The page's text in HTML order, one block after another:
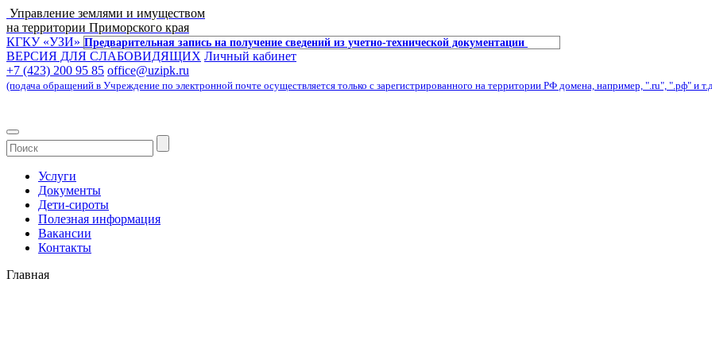
Управление землями и имуществом
на территории Приморского края
КГКУ «УЗИ» Предварительная запись на получение сведений из учетно-технической документации
ВЕРСИЯ ДЛЯ СЛАБОВИДЯЩИХ Личный кабинет
+7 (423) 200 95 85 office@uzipk.ru
(подача обращений в Учреждение по электронной почте осуществляется только с зарегистрированного на территории РФ домена, например, ".ru", ".рф" и
Услуги
Документы
Дети-сироты
Полезная информация
Вакансии
Контакты
Главная